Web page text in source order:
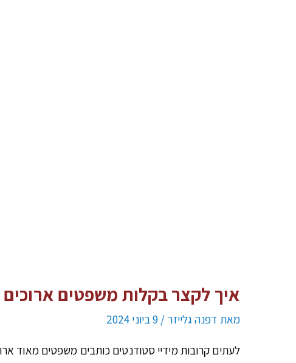
איך לקצר בקלות משפטים
מאת דפנה גלייזר / 9 ביוני 2024
לעתים קרובות מידיי סטודנטים כותבים משפטים מאוד